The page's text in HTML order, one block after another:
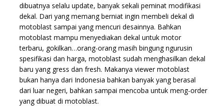
dibuatnya selalu update, banyak sekali peminat modifikasi
dekal. Dari yang memang berniat ingin membeli dekal di
motoblast sampai yang mencuri desainnya. Bahkan
motoblast mampu menyediakan dekal untuk motor
terbaru, gokilkan…orang-orang masih bingung ngurusin
spesifikasi dan harga, motoblast sudah menghasilkan dekal
baru yang gress dan fresh. Makanya viewer motoblast
bukan hanya dari Indonesia bahkan banyak yang berasal
dari luar negeri, bahkan sampai mencoba untuk meng-order
yang dibuat di motoblast.